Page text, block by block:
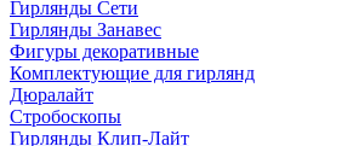
Гирлянды Сети
Гирлянды Занавес
Фигуры декоративные
Комплектующие для гирлянд
Дюралайт
Стробоскопы
Гирлянды Клип-Лайт